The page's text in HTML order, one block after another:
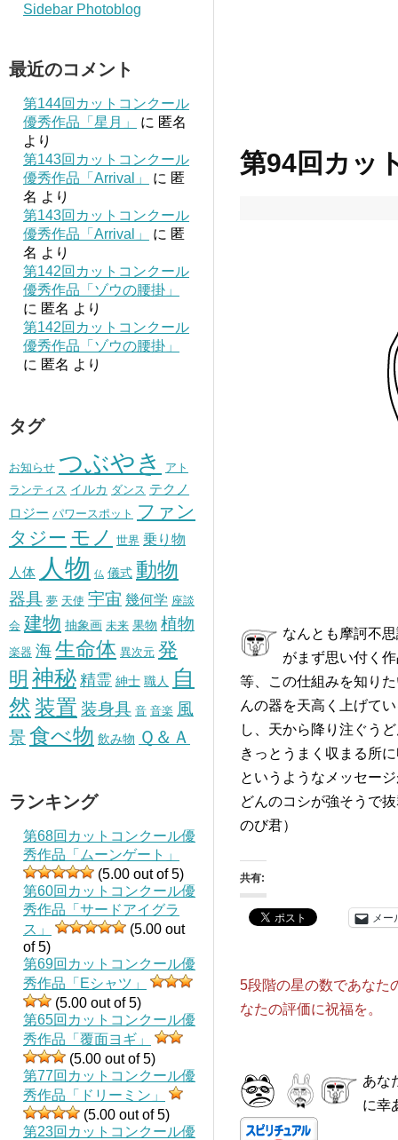
Sidebar Photoblog
最近のコメント
第144回カットコンクール
優秀作品「星月」
に 匿名
より
第143回カットコンクール
優秀作品「Arrival」
に 匿
名 より
第143回カットコンクール
優秀作品「Arrival」
に 匿
名 より
第142回カットコンクール
優秀作品「ゾウの腰掛」
に 匿名 より
第142回カットコンクール
優秀作品「ゾウの腰掛」
に 匿名 より
タグ
お知らせ つぶやき
アト
ランティス イルカ ダンス テクノ
ロジー パワースポット ファン
タジー モノ 世界 乗り物
人体 人物 仏 儀式 動物
器具 夢 天使 宇宙 幾何学 座談
会 建物 抽象画 未来 果物 植物
楽器 海 生命体 異次元 発
明 神秘精霊 紳士 職人
自
然 装置 装身具 音 音楽 風
景 食べ物 飲み物 Ｑ＆Ａ
ランキング
第68回カットコンクール優
秀作品「ムーンゲート」
(5.00 out of 5)
第60回カットコンクール優
秀作品「サードアイグラ
ス」
(5.00 out
of 5)
第69回カットコンクール優
秀作品「Eシャツ」
(5.00 out of 5)
第65回カットコンクール優
秀作品「覆面ヨギ」
(5.00 out of 5)
第77回カットコンクール優
秀作品「ドリーミン」
(5.00 out of 5)
第23回カットコンクール優
第94回カッ
なんとも摩訶不
がまず思い付く
等、この仕組みを知り
んの器を天高く上げて
し、天から降り注ぐう
きっとうまく収まる所
というようなメッセー
どんのコシが強そうで
のび君）
共有:
メー
5段階の星の数であなた
なたの評価に祝福を。
あな
に幸